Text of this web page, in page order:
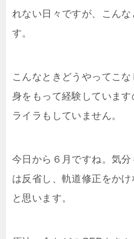
れない日々ですが、こん
す。
こんなときどうやってこ
身をもって経験していま
ライラもしていません。
今日から６月ですね。気
は反省し、軌道修正をか
と思います。